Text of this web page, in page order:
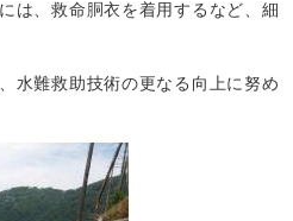
は、救命胴衣を着用するなど、細
水難救助技術の更なる向上に努め